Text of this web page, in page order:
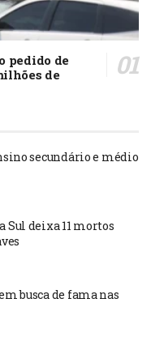
pedido de
de
secundário e médio
Sul deixa 11 mortos
busca de fama nas